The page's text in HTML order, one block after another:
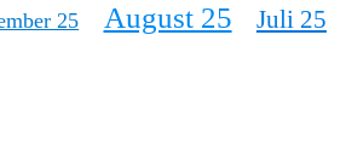
25 August 25 Juli 25